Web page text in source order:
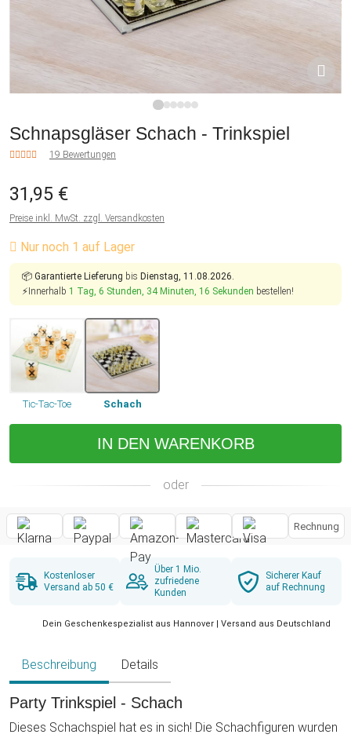
Schnapsgläser Schach - Trinkspiel
19 Bewertungen
31,95 €
Preise inkl. MwSt. zzgl. Versandkosten
Nur noch 1 auf Lager
📦 Garantierte Lieferung bis Dienstag, 11.08.2026.
⚡Innerhalb 1 Tag, 6 Stunden, 34 Minuten, 15 Sekunden bestellen!
Tic-Tac-Toe Schach
IN DEN WARENKORB
oder
Rechnung
Kostenloser
Versand ab 50 €
Über 1 Mio.
zufriedene
Kunden
Sicherer Kauf
auf Rechnung
Dein Geschenkespezialist aus Hannover | Versand aus Deutschland
Beschreibung Details
Party Trinkspiel - Schach
Dieses Schachspiel hat es in sich! Die Schachfiguren wurden